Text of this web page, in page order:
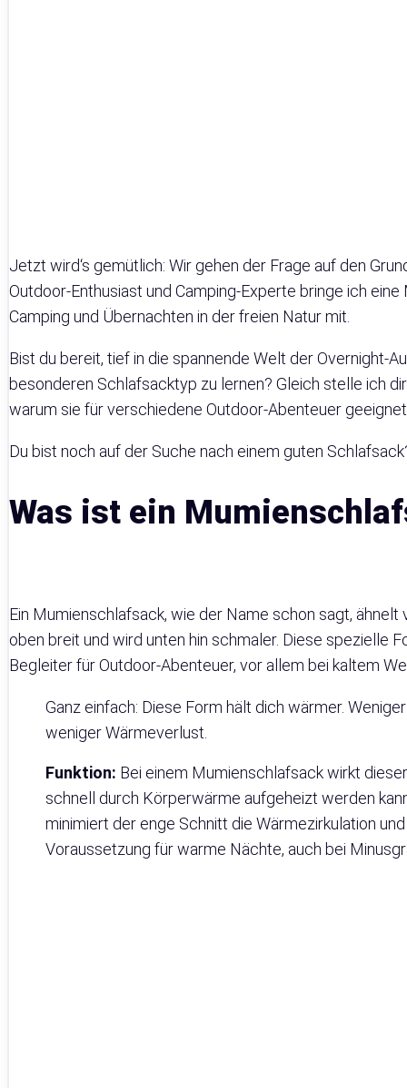
Jetzt wird‘s gemütlich: Wir gehen der Frage auf den
Outdoor-Enthusiast und Camping-Experte bringe ich
Camping und Übernachten in der freien Natur mit.
Bist du bereit, tief in die spannende Welt der Overnight-
besonderen Schlafsacktyp zu lernen? Gleich stelle ich
warum sie für verschiedene Outdoor-Abenteuer geeignet
Du bist noch auf der Suche nach einem guten
Was ist ein
Ein Mumienschlafsack, wie der Name schon sagt,
oben breit und wird unten hin schmaler. Diese spezielle
Begleiter für Outdoor-Abenteuer, vor allem bei kaltem
Ganz einfach: Diese Form hält dich wärmer.
weniger Wärmeverlust.
Funktion: Bei einem Mumienschlafsack wirkt
schnell durch Körperwärme aufgeheizt werden
minimiert der enge Schnitt die Wärmezirkulation
Voraussetzung für warme Nächte, auch bei